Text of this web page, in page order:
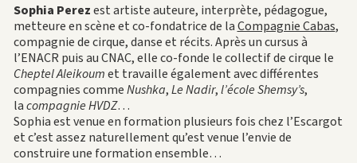
Sophia Perezest artiste auteure, interprète, pédagogue,
metteure en scène et co-fondatrice de laCompagnie Cabas,
compagnie de cirque, danse et récits. Après un cursus à
l’ENACR puis au CNAC, elle co-fonde le collectif de cirque le
Cheptel Aleikoumet travaille également avec différentes
compagnies commeNushka,Le Nadir,l’école Shemsy’s,
lacompagnie HVDZ…
Sophia est venue en formation plusieurs fois chez l’Escargot
et c’est assez naturellement qu’est venue l’envie de
construire une formation ensemble…